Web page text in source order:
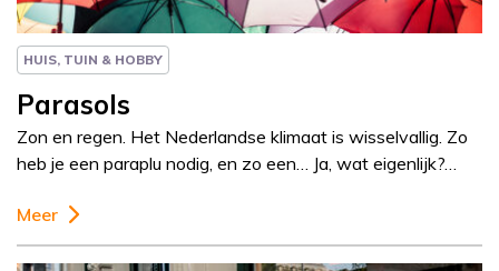
HUIS, TUIN & HOBBY
Parasols
Zon en regen. Het Nederlandse klimaat is wisselvallig. Zo
heb je een paraplu nodig, en zo een… Ja, wat eigenlijk?…
Meer